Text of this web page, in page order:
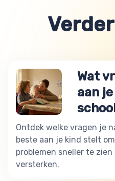
Wat
aan
Ontdek welke vragen je
beste aan je kind stelt
problemen sneller te
versterken.